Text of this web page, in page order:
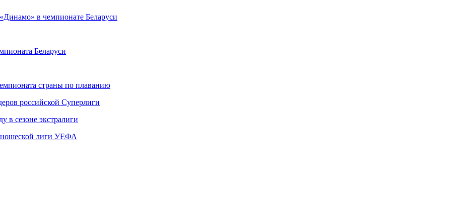
в чемпионате Беларуси
Беларуси
страны по плаванию
российской Суперлиги
в сезоне экстралиги
лиги УЕФА